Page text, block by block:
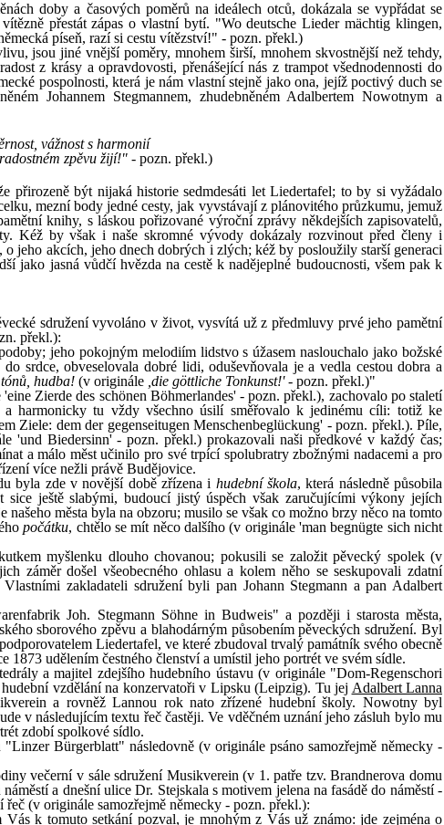
doby a časových poměrů na ideálech otců, dokázala se vypřádat se
přestát zápas o vlastní bytí. "Wo deutsche Lieder mächtig klingen,
píseň, razí si cestu vítězství!" - pozn. překl.)
jsou jiné vnější poměry, mnohem širší, mnohem skvostnější než tehdy,
z krásy a opravdovosti, přenášející nás z trampot všednodennosti do
pospolnosti, která je nám vlastní stejně jako ona, jejíž poctivý duch se
Johannem Stegmannem, zhudebněném Adalbertem Nowotnym a
vážnost s harmonií
zpěvu žijí!" - pozn. překl.)
přirozeně být nijaká historie sedmdesáti let Liedertafel; to by si vyžádalo
mezní body jedné cesty, jak vyvstávají z plánovitého průzkumu, jemuž
knihy, s láskou pořizované výroční zprávy někdejších zapisovatelů,
Kéž by však i naše skromné vývody dokázaly rozvinout před členy i
jeho akcích, jeho dnech dobrých i zlých; kéž by posloužily starší generaci
jako jasná vůdčí hvězda na cestě k nadějeplné budoucnosti, všem pak k
sdružení vyvoláno v život, vysvítá už z předmluvy prvé jeho pamětní
překl.):
jeho pokojným melodiím lidstvo s úžasem naslouchalo jako božské
srdce, obveselovala dobré lidi, oduševňovala je a vedla cestou dobra a
hudba! (v originále ,die göttliche Tonkunst!'- pozn. překl.)"
Zierde des schönen Böhmerlandes' - pozn. překl.), zachovalo po staletí
harmonicky tu vždy všechno úsilí směřovalo k jedinému cíli: totiž ke
Ziele: dem der gegenseitugen Menschenbeglückung' - pozn. překl.). Píle,
'und Biedersinn' - pozn. překl.) prokazovali naši předkové v každý čas;
a málo měst učinilo pro své trpící spolubratry zbožnými nadacemi a pro
více nežli právě Budějovice.
byla zde v novější době zřízena i hudební škola, která následně působila
ještě slabými, budoucí jistý úspěch však zaručujícími výkony jejích
města byla na obzoru; musilo se však co možno brzy něco na tomto
počátku, chtělo se mít něco dalšího (v originále 'man begnügte sich nicht
myšlenku dlouho chovanou; pokusili se založit pěvecký spolek (v
záměr došel všeobecného ohlasu a kolem něho se seskupovali zdatní
Vlastními zakladateli sdružení byli pan Johann Stegmann a pan Adalbert
Joh. Stegmann Söhne in Budweis" a později i starosta města,
sborového zpěvu a blahodárným působením pěveckých sdružení. Byl
Liedertafel, ve které zbudoval trvalý památník svého obecně
1873 udělením čestného členství a umístil jeho portrét ve svém sídle.
a majitel zdejšího hudebního ústavu (v originále "Dom-Regenschori
vzdělání na konzervatoři v Lipsku (Leipzig). Tu jej Adalbert Lanna
a rovněž Lannou rok nato zřízené hudební školy. Nowotny byl
v následujícím textu řeč častěji. Ve vděčném uznání jeho zásluh bylo mu
zdobí spolkové sídlo.
Bürgerblatt" následovně (v originále psáno samozřejmě německy -
večerní v sále sdružení Musikverein (v 1. patře tzv. Brandnerova domu
a dnešní ulice Dr. Stejskala s motivem jelena na fasádě do náměstí -
(v originále samozřejmě německy - pozn. překl.):
k tomuto setkání pozval, je mnohým z Vás už známo: jde zejména o